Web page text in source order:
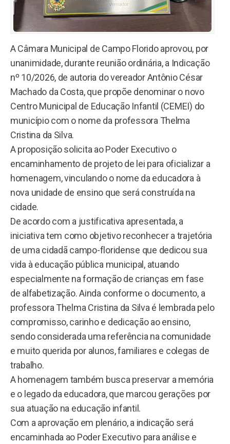
A Câmara Municipal de Campo Florido aprovou, por
unanimidade, durante reunião ordinária, a Indicação
nº 10/2026, de autoria do vereador Antônio César
Machado da Costa, que propõe denominar o novo
Centro Municipal de Educação Infantil (CEMEI) do
município com o nome da professora Thelma
Cristina da Silva.
A proposição solicita ao Poder Executivo o
encaminhamento de projeto de lei para oficializar a
homenagem, vinculando o nome da educadora à
nova unidade de ensino que será construída na
cidade.
De acordo com a justificativa apresentada, a
iniciativa tem como objetivo reconhecer a trajetória
de uma cidadã campo-floridense que dedicou sua
vida à educação pública municipal, atuando
especialmente na formação de crianças em fase
de alfabetização. Ainda conforme o documento, a
professora Thelma Cristina da Silva é lembrada pelo
compromisso, carinho e dedicação ao ensino,
sendo considerada uma referência na comunidade
e muito querida por alunos, familiares e colegas de
trabalho.
A homenagem também busca preservar a memória
e o legado da educadora, que marcou gerações por
sua atuação na educação infantil.
Com a aprovação em plenário, a indicação será
encaminhada ao Poder Executivo para análise e